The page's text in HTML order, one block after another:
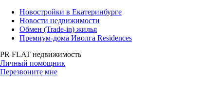
Новостройки в Екатеринбурге
Новости недвижимости
Обмен (Trade-in) жилья
Премиум-дома Иволга Residences
PR FLAT недвижимость
Личный помощник
Перезвоните мне